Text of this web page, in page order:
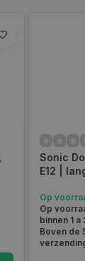
Sonic
E12 |
Op
Op
binnen 1
Boven de